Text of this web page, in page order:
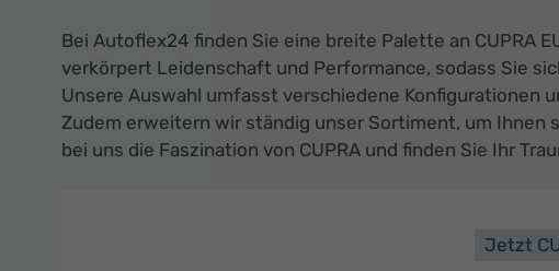
Bei Autoflex24 finden Sie eine breite Palette an CUPRA
verkörpert Leidenschaft und Performance, sodass Sie
Unsere Auswahl umfasst verschiedene Konfigurationen
Zudem erweitern wir ständig unser Sortiment, um Ihnen
bei uns die Faszination von CUPRA und finden Sie Ihr
Jetzt